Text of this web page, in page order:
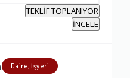
TEKLİF TOPLANIYOR
İNCELE
Daire, İşyeri